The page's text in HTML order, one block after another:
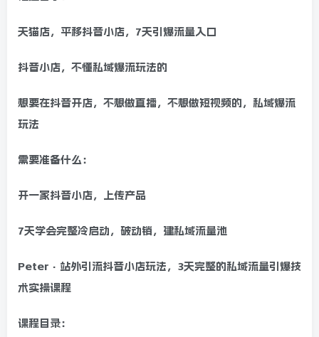
天猫店，平移抖音小店，7天引爆流量入口
抖音小店，不懂私域爆流玩法的
想要在抖音开店，不想做直播，不想做短视频的，私域爆流
玩法
需要准备什么：
开一家抖音小店，上传产品
7天学会完整冷启动，破动销，建私域流量池
Peter·站外引流抖音小店玩法，​3天完整的私域流量引爆技
术实操课程
课程目录：